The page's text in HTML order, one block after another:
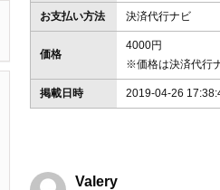
お支払い方法 決済代行ナビ
価格
4000円
※価格は決済代行
掲載日時 2019-04-26
Valery